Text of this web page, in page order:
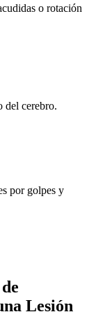
o rotación
del cerebro.
por golpes y
Lesión